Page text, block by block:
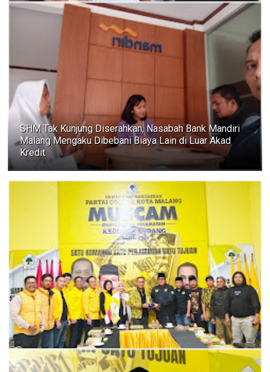
SHM Tak Kunjung Diserahkan, Nasabah Bank Mandiri
Malang Mengaku Dibebani Biaya Lain di Luar Akad
Kredit